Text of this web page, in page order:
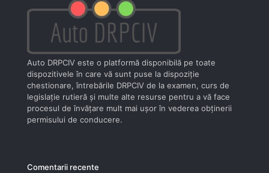
Auto DRPCIV este o platformă disponibilă pe toate
dispozitivele în care vă sunt puse la dispoziţie
chestionare, întrebările DRPCIV de la examen, curs de
legislaţie rutieră şi multe alte resurse pentru a vă face
procesul de învăţare mult mai uşor în vederea obţinerii
permisului de conducere.
Comentarii recente